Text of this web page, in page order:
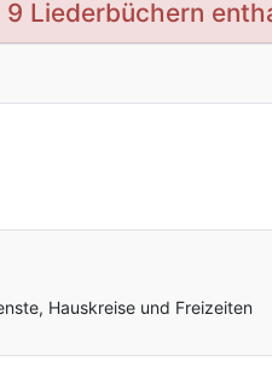
Liederbüchern
Hauskreise und Freizeiten